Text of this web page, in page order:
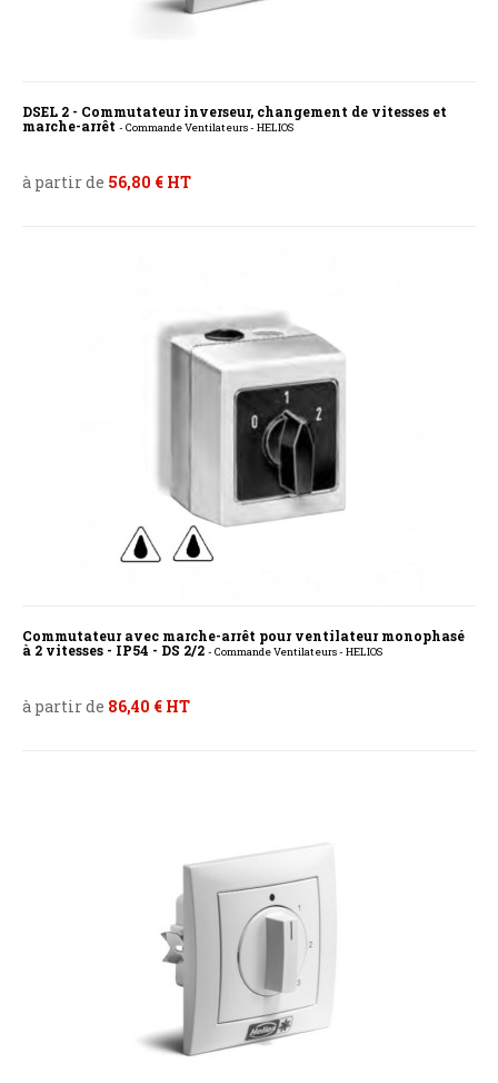
DSEL 2 - Commutateur inverseur, changement de vitesses et
marche-arrêt - Commande Ventilateurs - HELIOS
à partir de 56,80 € HT
Commutateur avec marche-arrêt pour ventilateur monophasé
à 2 vitesses - IP54 - DS 2/2 - Commande Ventilateurs - HELIOS
à partir de 86,40 € HT